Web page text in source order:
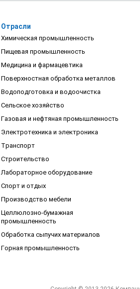
Отрасли
Химическая промышленность
Пищевая промышленность
Медицина и фармацевтика
Поверхностная обработка металлов
Водоподготовка и водоочистка
Сельское хозяйство
Газовая и нефтяная промышленность
Электротехника и электроника
Транспорт
Строительство
Лабораторное оборудование
Спорт и отдых
Производство мебели
Целлюлозно-бумажная
промышленность
Обработка сыпучих материалов
Горная промышленность